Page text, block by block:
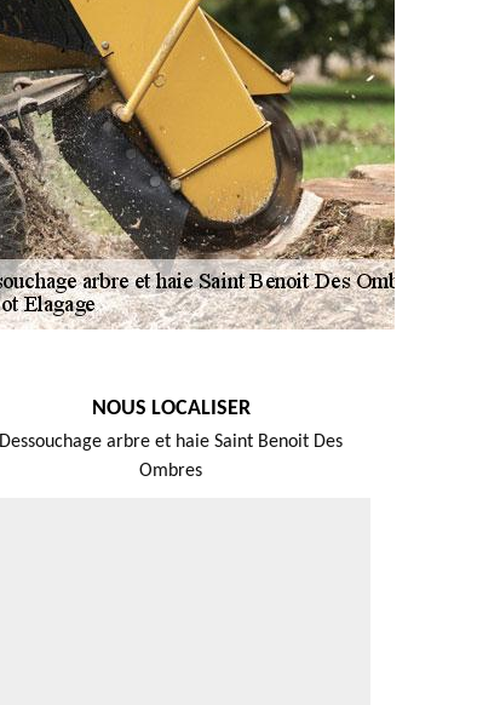
NOUS LOCALISER
Dessouchage arbre et haie Saint Benoit Des
Ombres